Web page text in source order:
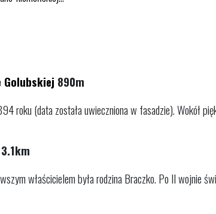
Golubskiej 890m
roku (data została uwieczniona w fasadzie). Wokół
3.1km
właścicielem była rodzina Braczko. Po II wojnie